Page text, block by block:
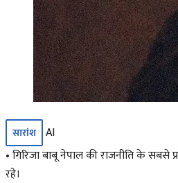
सारांश
AI
• गिरिजा बाबू नेपाल की राजनीति के सबसे
रहे।